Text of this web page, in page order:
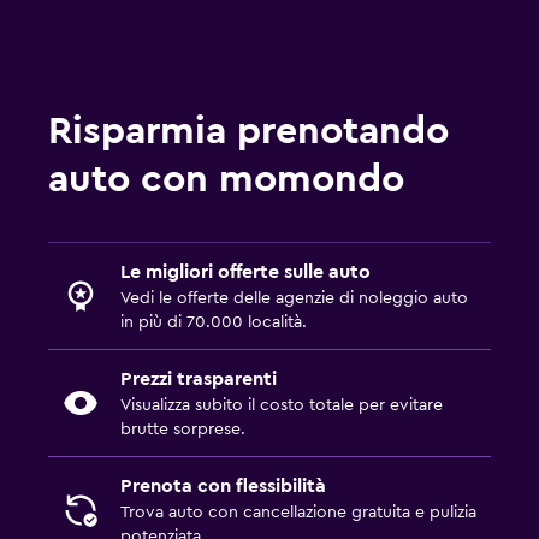
Risparmia prenotando
auto con momondo
Le migliori offerte sulle auto
Vedi le offerte delle agenzie di noleggio auto
in più di 70.000 località.
Prezzi trasparenti
Visualizza subito il costo totale per evitare
brutte sorprese.
Prenota con flessibilità
Trova auto con cancellazione gratuita e pulizia